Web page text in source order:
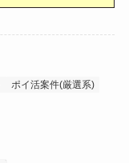
ポイ活案件(厳選系)